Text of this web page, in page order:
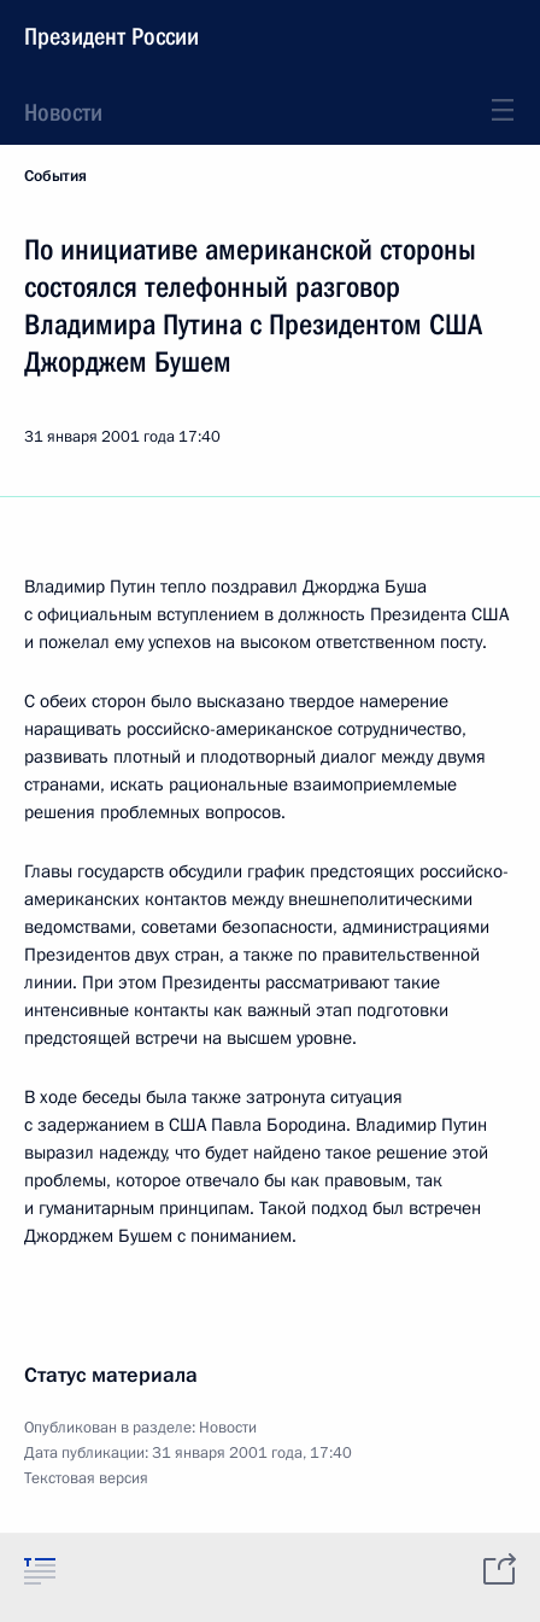
Президент России
Новости
События
По инициативе американской стороны
состоялся телефонный разговор
Владимира Путина с Президентом США
Джорджем Бушем
31 января 2001 года 17:40
Владимир Путин тепло поздравил Джорджа Буша
с официальным вступлением в должность Президента США
и пожелал ему успехов на высоком ответственном посту.
С обеих сторон было высказано твердое намерение
наращивать российско-американское сотрудничество,
развивать плотный и плодотворный диалог между двумя
странами, искать рациональные взаимоприемлемые
решения проблемных вопросов.
Главы государств обсудили график предстоящих российско-
американских контактов между внешнеполитическими
ведомствами, советами безопасности, администрациями
Президентов двух стран, а также по правительственной
линии. При этом Президенты рассматривают такие
интенсивные контакты как важный этап подготовки
предстоящей встречи на высшем уровне.
В ходе беседы была также затронута ситуация
с задержанием в США Павла Бородина. Владимир Путин
выразил надежду, что будет найдено такое решение этой
проблемы, которое отвечало бы как правовым, так
и гуманитарным принципам. Такой подход был встречен
Джорджем Бушем с пониманием.
Статус материала
Опубликован в разделе: Новости
Дата публикации:31 января 2001 года, 17:40
Текстовая версия